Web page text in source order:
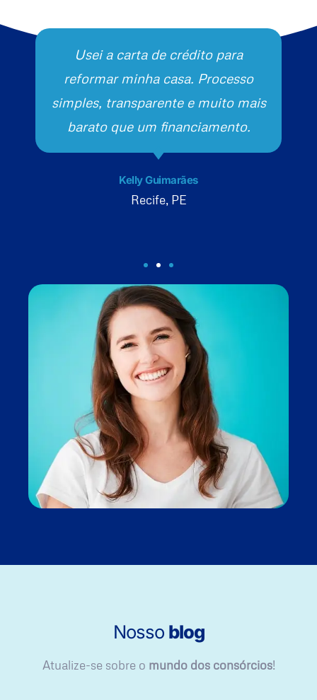
Usei a carta de crédito para
reformar minha casa. Processo
simples, transparente e muito mais
barato que um financiamento.
Kelly Guimarães
Recife, PE
Nosso blog
Atualize-se sobre o mundo dos consórcios!